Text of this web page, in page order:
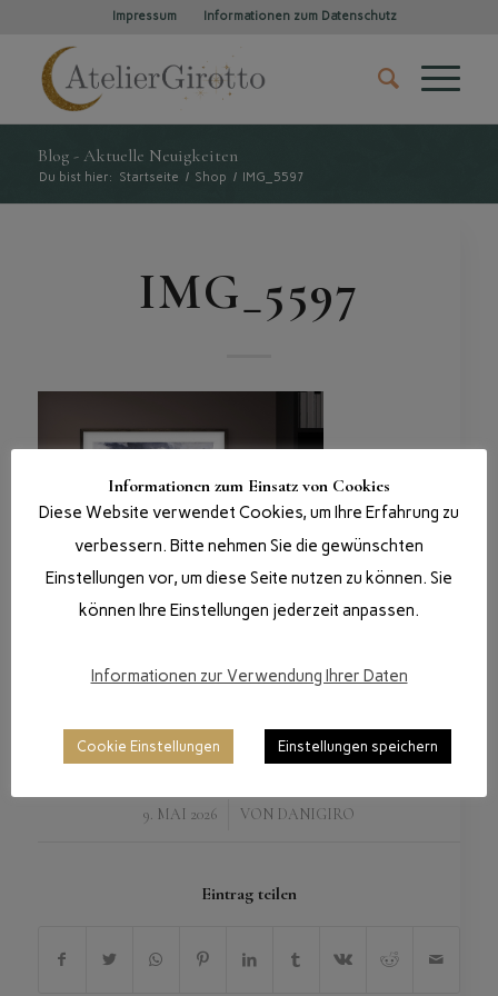
Impressum Informationen zum Datenschutz
Blog - Aktuelle Neuigkeiten
Du bist hier: Startseite / Shop / IMG_5597
IMG_5597
9. MAI 2026
/ VON DANIGIRO
Eintrag teilen
Informationen zum Einsatz von Cookies
Diese Website verwendet Cookies, um Ihre Erfahrung zu
verbessern. Bitte nehmen Sie die gewünschten
Einstellungen vor, um diese Seite nutzen zu können. Sie
können Ihre Einstellungen jederzeit anpassen.
Informationen zur Verwendung Ihrer Daten
Cookie Einstellungen Einstellungen speichern